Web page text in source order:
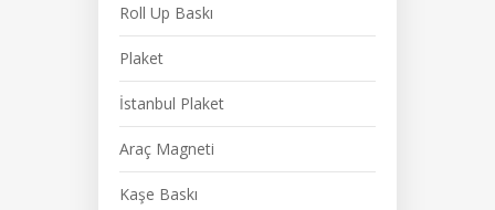
Roll Up Baskı
Plaket
İstanbul Plaket
Araç Magneti
Kaşe Baskı